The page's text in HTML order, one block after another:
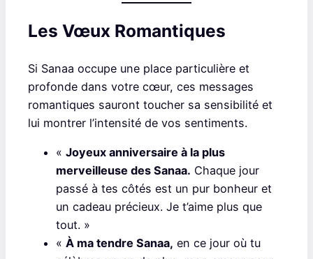
Les Vœux Romantiques
Si Sanaa occupe une place particulière et
profonde dans votre cœur, ces messages
romantiques sauront toucher sa sensibilité et
lui montrer l’intensité de vos sentiments.
« Joyeux anniversaire à la plus
merveilleuse des Sanaa. Chaque jour
passé à tes côtés est un pur bonheur et
un cadeau précieux. Je t’aime plus que
tout. »
« À ma tendre Sanaa, en ce jour où tu